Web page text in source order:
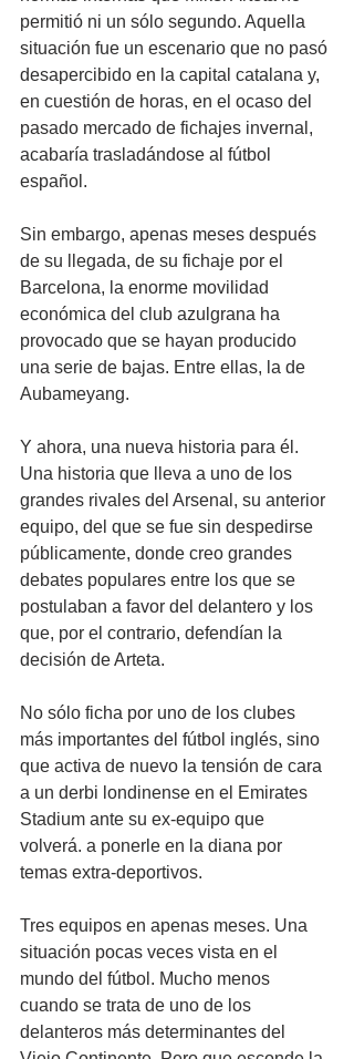
permitió ni un sólo segundo. Aquella
situación fue un escenario que no pasó
desapercibido en la capital catalana y,
en cuestión de horas, en el ocaso del
pasado mercado de fichajes invernal,
acabaría trasladándose al fútbol
español.
Sin embargo, apenas meses después
de su llegada, de su fichaje por el
Barcelona, la enorme movilidad
económica del club azulgrana ha
provocado que se hayan producido
una serie de bajas. Entre ellas, la de
Aubameyang.
Y ahora, una nueva historia para él.
Una historia que lleva a uno de los
grandes rivales del Arsenal, su anterior
equipo, del que se fue sin despedirse
públicamente, donde creo grandes
debates populares entre los que se
postulaban a favor del delantero y los
que, por el contrario, defendían la
decisión de Arteta.
No sólo ficha por uno de los clubes
más importantes del fútbol inglés, sino
que activa de nuevo la tensión de cara
a un derbi londinense en el Emirates
Stadium ante su ex-equipo que
volverá. a ponerle en la diana por
temas extra-deportivos.
Tres equipos en apenas meses. Una
situación pocas veces vista en el
mundo del fútbol. Mucho menos
cuando se trata de uno de los
delanteros más determinantes del